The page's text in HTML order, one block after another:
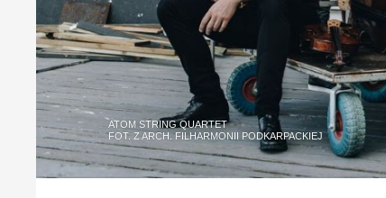
ATOM STRING QUARTET
FOT. Z ARCH. FILHARMONII PODKARPACKIEJ